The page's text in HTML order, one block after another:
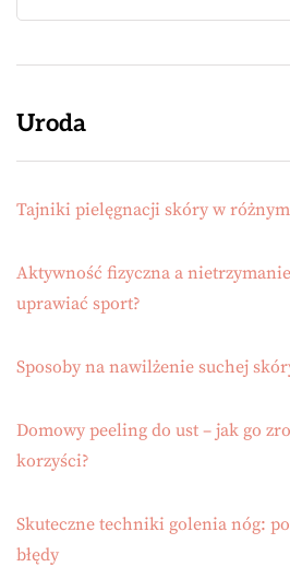
Uroda
Tajniki pielęgnacji skóry w
Aktywność fizyczna a
uprawiać sport?
Sposoby na nawilżenie suchej
Domowy peeling do ust – jak go
korzyści?
Skuteczne techniki golenia nóg:
błędy